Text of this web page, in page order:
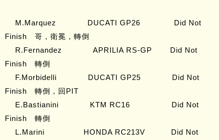
M.Marquez DUCATI GP26 Did Not
Finish 哥，衛冕，轉倒
R.Fernandez APRILIA RS-GP Did Not
Finish 轉倒
F.Morbidelli DUCATI GP25 Did Not
Finish 轉倒，回PIT
E.Bastianini KTM RC16 Did Not
Finish 轉倒
L.Marini HONDA RC213V Did Not